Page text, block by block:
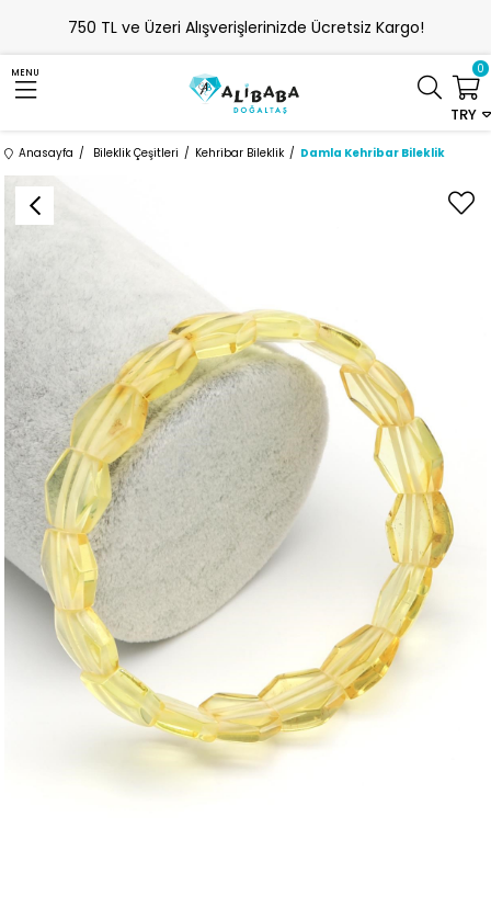
750 TL ve Üzeri Alışverişlerinizde Ücretsiz Kargo!
MENU
TRY
0
Anasayfa Bileklik Çeşitleri Kehribar Bileklik Damla Kehribar Bileklik